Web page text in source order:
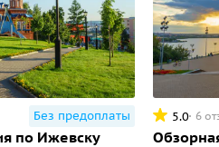
Без предоплаты
по Ижевску
5.0 6